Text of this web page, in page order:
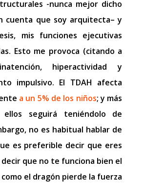
-nunca mejor dicho
cuenta que soy arquitecta– y
mis funciones ejecutivas
Esto me provoca (citando a
hiperactividad y
impulsivo. El TDAH afecta
a un 5% de los niños; y más
seguirá teniéndolo de
no es habitual hablar de
es preferible decir que eres
que no te funciona bien el
el dragón pierde la fuerza